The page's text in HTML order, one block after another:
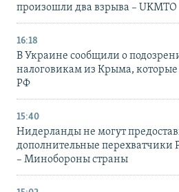
произошли два взрыва – UKMTO
16:18
В Украине сообщили о
налоговикам из Крыма,
РФ
15:40
Нидерланды не могут
дополнительные перехватчики
– Минобороны страны